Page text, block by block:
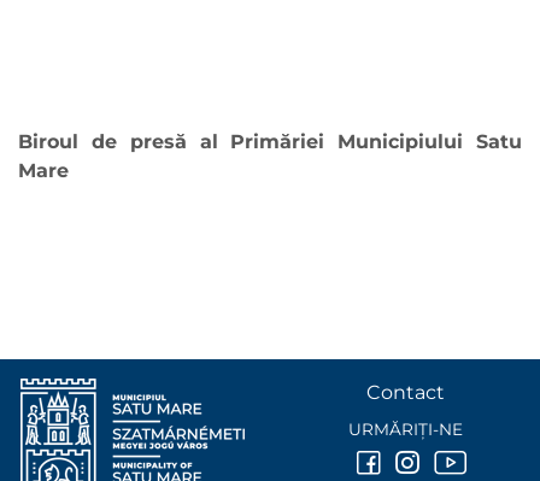
Biroul de presă al Primăriei Municipiului Satu
Mare
Contact
URMĂRIȚI-NE